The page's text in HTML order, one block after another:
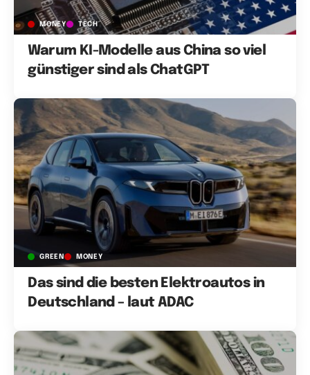
MONEY TECH
Warum KI-Modelle aus China so viel
günstiger sind als ChatGPT
GREEN MONEY
Das sind die besten Elektroautos in
Deutschland – laut ADAC